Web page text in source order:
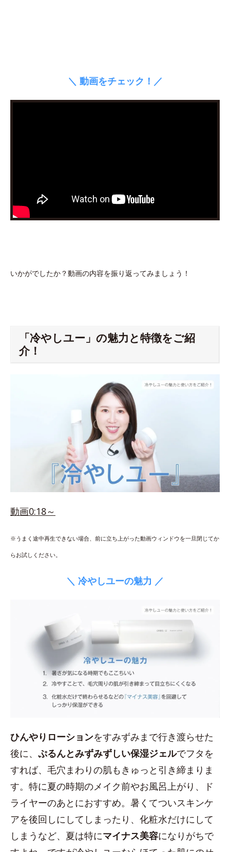
＼ 動画をチェック！／
いかがでしたか？動画の内容を振り返ってみましょう！
「冷やしユー」の魅力と特徴をご紹
介！
動画0:18～
※うまく途中再生できない場合、前に立ち上がった動画ウィンドウを一旦閉じてか
らお試しください。
＼ 冷やしユーの魅力 ／
ひんやりローションをすみずみまで行き渡らせた
後に、 ぷるんとみずみずしい保湿ジェルでフタを
すれば、毛穴まわりの肌もきゅっと引き締まりま
す。特に夏の時期のメイク前やお風呂上がり、ド
ライヤーのあとにおすすめ。暑くてついスキンケ
アを後回しにしてしまったり、化粧水だけにして
しまうなど、夏は特にマイナス美容になりがちで